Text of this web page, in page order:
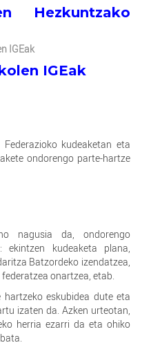
Hezkuntzako
IGEak
IGEak
Federazioko kudeaketan eta
ondorengo parte-hartze
nagusia da, ondorengo
kudeaketa plana,
Batzordeko izendatzea,
onartzea, etab.
eskubidea dute eta
izaten da. Azken urteotan,
herria ezarri da eta ohiko